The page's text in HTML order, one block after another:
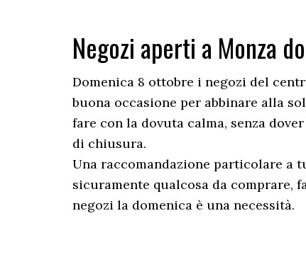
Negozi aperti a Monza
Domenica 8 ottobre i negozi del
buona occasione per abbinare alla
fare con la dovuta calma, senza
di chiusura.
Una raccomandazione particolare a
sicuramente qualcosa da comprare,
negozi la domenica è una necessità.